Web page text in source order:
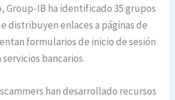
Group-IB ha identificado 35 grupos
distribuyen enlaces a páginas de
formularios de inicio de sesión
bancarios.
han desarrollado recursos